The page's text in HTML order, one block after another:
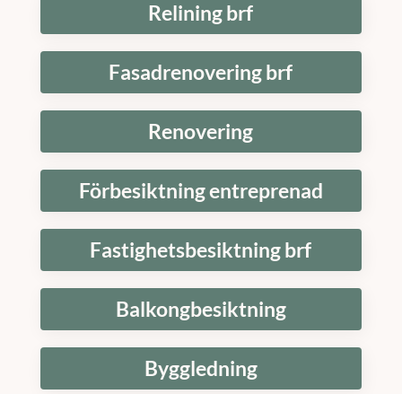
Relining brf
Fasadrenovering brf
Renovering
Förbesiktning entreprenad
Fastighetsbesiktning brf
Balkongbesiktning
Byggledning